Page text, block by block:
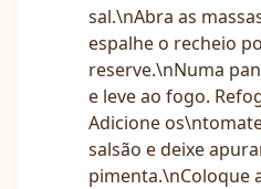
sal.\nAbra as
espalhe o recheio
reserve.\nNuma
e leve ao fogo.
Adicione
salsão e deixe
pimenta.\nColoque